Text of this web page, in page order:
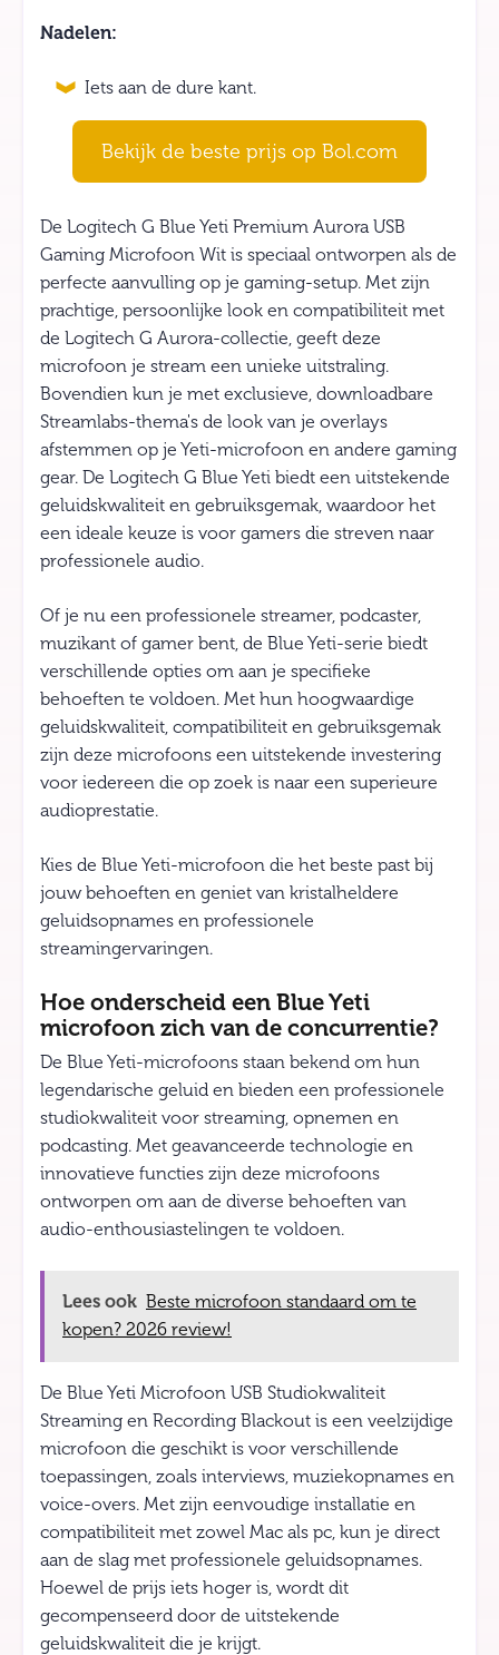
Nadelen:
Iets aan de dure kant.
Bekijk de beste prijs op Bol.com
De Logitech G Blue Yeti Premium Aurora USB
Gaming Microfoon Wit is speciaal ontworpen als de
perfecte aanvulling op je gaming-setup. Met zijn
prachtige, persoonlijke look en compatibiliteit met
de Logitech G Aurora-collectie, geeft deze
microfoon je stream een unieke uitstraling.
Bovendien kun je met exclusieve, downloadbare
Streamlabs-thema's de look van je overlays
afstemmen op je Yeti-microfoon en andere gaming
gear. De Logitech G Blue Yeti biedt een uitstekende
geluidskwaliteit en gebruiksgemak, waardoor het
een ideale keuze is voor gamers die streven naar
professionele audio.
Of je nu een professionele streamer, podcaster,
muzikant of gamer bent, de Blue Yeti-serie biedt
verschillende opties om aan je specifieke
behoeften te voldoen. Met hun hoogwaardige
geluidskwaliteit, compatibiliteit en gebruiksgemak
zijn deze microfoons een uitstekende investering
voor iedereen die op zoek is naar een superieure
audioprestatie.
Kies de Blue Yeti-microfoon die het beste past bij
jouw behoeften en geniet van kristalheldere
geluidsopnames en professionele
streamingervaringen.
Hoe onderscheid een Blue Yeti
microfoon zich van de concurrentie?
De Blue Yeti-microfoons staan bekend om hun
legendarische geluid en bieden een professionele
studiokwaliteit voor streaming, opnemen en
podcasting. Met geavanceerde technologie en
innovatieve functies zijn deze microfoons
ontworpen om aan de diverse behoeften van
audio-enthousiastelingen te voldoen.
Lees ook Beste microfoon standaard om te
kopen? 2026 review!
De Blue Yeti Microfoon USB Studiokwaliteit
Streaming en Recording Blackout is een veelzijdige
microfoon die geschikt is voor verschillende
toepassingen, zoals interviews, muziekopnames en
voice-overs. Met zijn eenvoudige installatie en
compatibiliteit met zowel Mac als pc, kun je direct
aan de slag met professionele geluidsopnames.
Hoewel de prijs iets hoger is, wordt dit
gecompenseerd door de uitstekende
geluidskwaliteit die je krijgt.